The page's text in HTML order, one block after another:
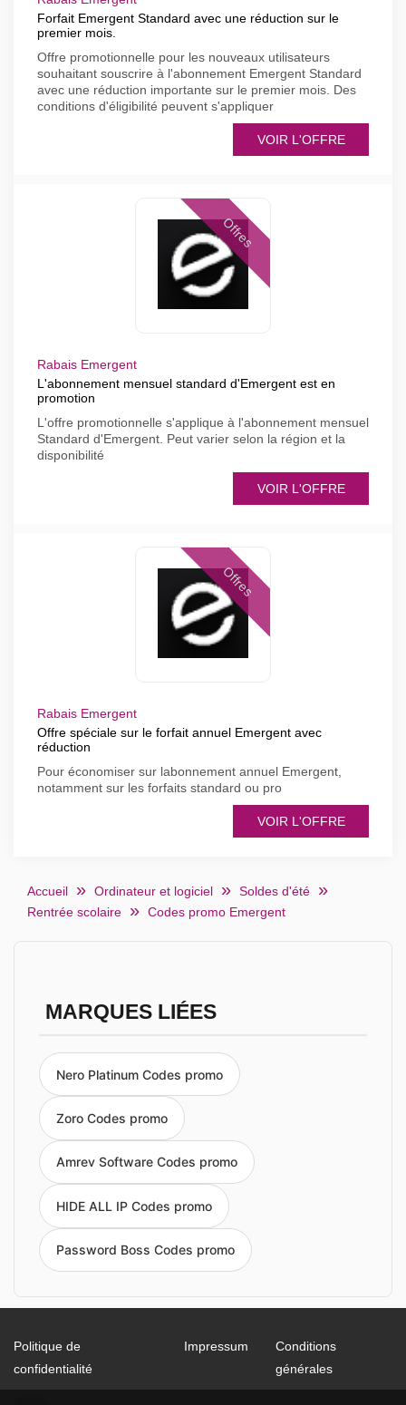
Forfait Emergent Standard avec une réduction sur le
premier mois.
Offre promotionnelle pour les nouveaux utilisateurs
souhaitant souscrire à l'abonnement Emergent Standard
avec une réduction importante sur le premier mois. Des
conditions d'éligibilité peuvent s'appliquer
VOIR L'OFFRE
Offres
Rabais Emergent
L'abonnement mensuel standard d'Emergent est en
promotion
L'offre promotionnelle s'applique à l'abonnement mensuel
Standard d'Emergent. Peut varier selon la région et la
disponibilité
VOIR L'OFFRE
Offres
Rabais Emergent
Offre spéciale sur le forfait annuel Emergent avec
réduction
Pour économiser sur labonnement annuel Emergent,
notamment sur les forfaits standard ou pro
VOIR L'OFFRE
Accueil Ordinateur et logiciel
Soldes d'été
Rentrée scolaire
Codes promo Emergent
MARQUES LIÉES
Nero Platinum Codes promo
Zoro Codes promo
Amrev Software Codes promo
HIDE ALL IP Codes promo
Password Boss Codes promo
Politique de
confidentialité
Impressum
Conditions
générales